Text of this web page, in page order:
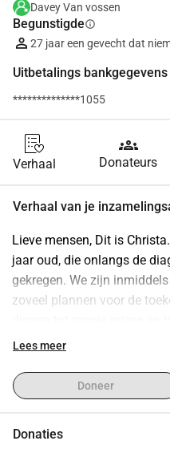
Davey Van vossen
Begunstigdeinfo
27 jaar een gevecht dat
Uitbetalings bankgegevens
**************1055
Verhaal
groups
Donateurs
Verhaal van je
Lieve mensen, Dit is
jaar oud, die onlangs de
gekregen. We zijn
zoveel plannen voor de
Door deze diagnose staat
onderzoeken,
willen we niet alleen bezig
we hebben en dingen
Lees meer
Doneer
Donaties